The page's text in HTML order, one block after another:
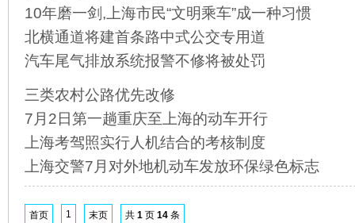
10年磨一剑,上海市民“文明乘车”成一种习惯
北横通道将建首条路中式公交专用道
汽车尾气排放系统报警不修将被处罚
三类农村公路优先改修
7月2日第一趟重庆至上海的动车开行
上海考驾照实行人机结合的考核制度
上海交警7月对外地机动车发放环保绿色标志
首页 1 末页 共 1 页 14 条